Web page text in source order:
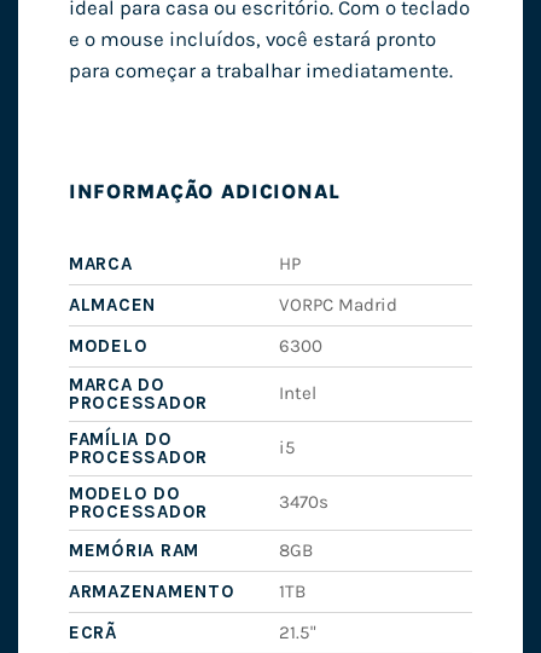
ideal para casa ou escritório. Com o teclado
e o mouse incluídos, você estará pronto
para começar a trabalhar imediatamente.
INFORMAÇÃO ADICIONAL
MARCA
HP
ALMACEN
VORPC Madrid
MODELO
6300
MARCA DO
PROCESSADOR
Intel
FAMÍLIA DO
PROCESSADOR
i5
MODELO DO
PROCESSADOR
3470s
MEMÓRIA RAM
8GB
ARMAZENAMENTO
1TB
ECRÃ
21.5"